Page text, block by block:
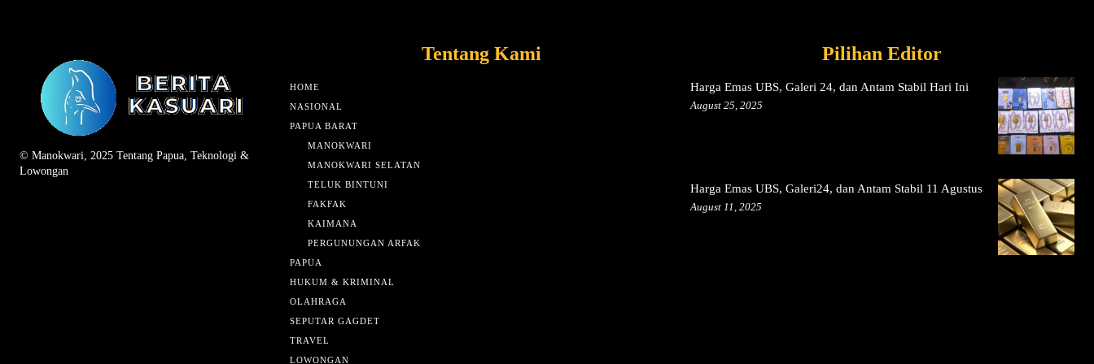
© Manokwari, 2025 Tentang Papua, Teknologi &
Lowongan
Tentang Kami
HOME
NASIONAL
PAPUA BARAT
MANOKWARI
MANOKWARI SELATAN
TELUK BINTUNI
FAKFAK
KAIMANA
PERGUNUNGAN ARFAK
PAPUA
HUKUM & KRIMINAL
OLAHRAGA
SEPUTAR GAGDET
TRAVEL
LOWONGAN
Pilihan Editor
Harga Emas UBS, Galeri 24, dan Antam Stabil Hari Ini
August 25, 2025
Harga Emas UBS, Galeri24, dan Antam Stabil 11 Agustus
August 11, 2025